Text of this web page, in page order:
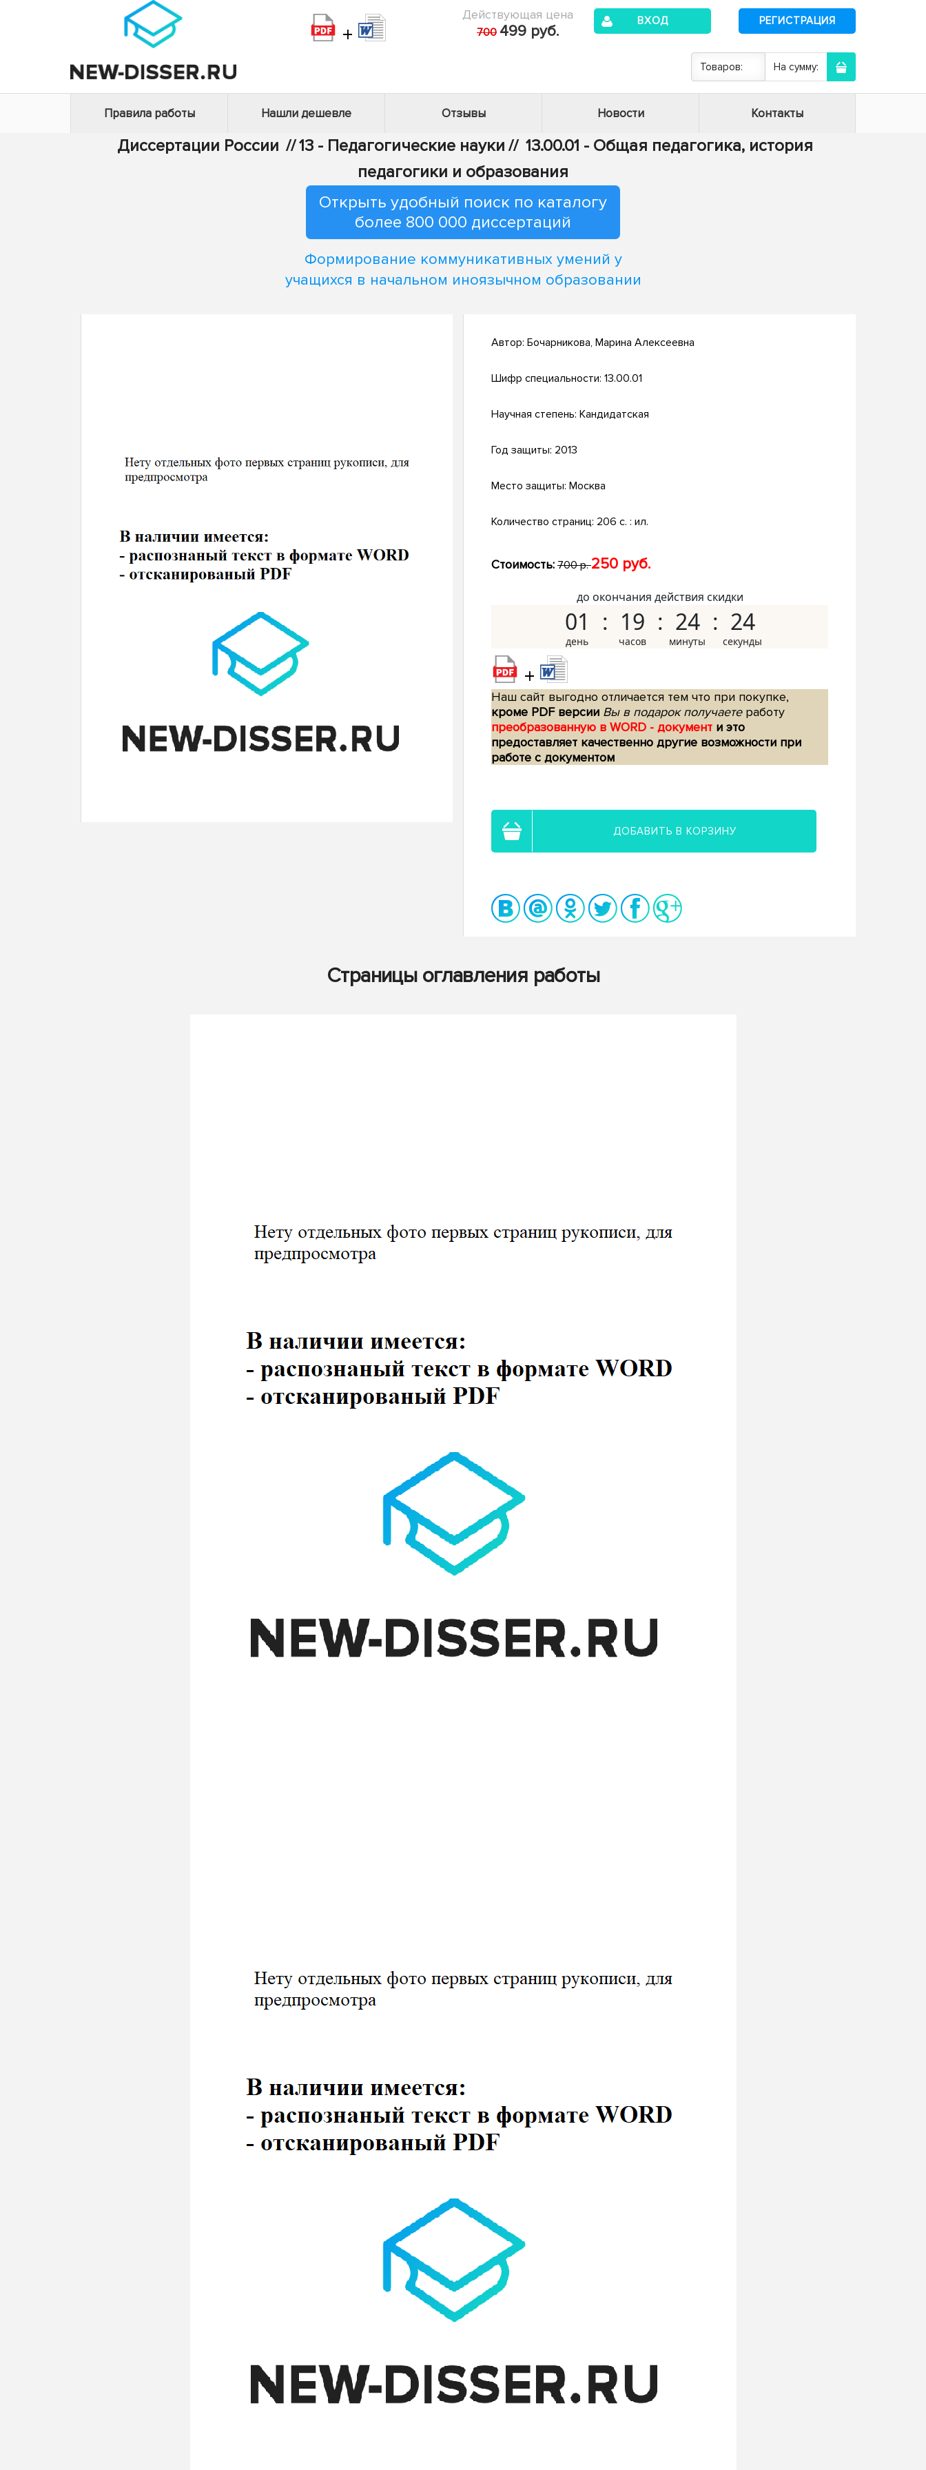
+
Действующая цена
700 499 руб.
ВХОД РЕГИСТРАЦИЯ
Товаров: На сумму:
Правила работы Нашли дешевле Отзывы Новости Контакты
Диссертации России //13 - Педагогические науки // 13.00.01 - Общая педагогика, история
педагогики и образования
Открыть удобный поиск по каталогу
более 800 000 диссертаций
Формирование коммуникативных умений у
учащихся в начальном иноязычном образовании
Автор: Бочарникова, Марина Алексеевна
Шифр специальности: 13.00.01
Научная степень: Кандидатская
Год защиты: 2013
Место защиты: Москва
Количество страниц: 206 с. : ил.
Стоимость: 700 р.250 руб.
до окончания действия скидки
01 19 24 23
+
Наш сайт выгодно отличается тем что при покупке,
кроме PDF версии Вы в подарок получаетеработу
преобразованную в WORD - документ и это
предоставляет качественно другие возможности при
работе с документом
ДОБАВИТЬ В КОРЗИНУ
Страницы оглавления работы